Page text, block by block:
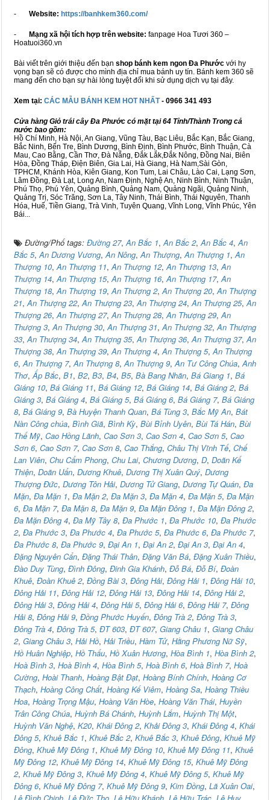
- Website: https://banhkem360.com/
- Mạng xã hội tích hợp trên website: fanpage Hoa Tươi 360 –
Hoatuoi360.vn
Bài viết trên giới thiệu đến bạn shop bánh kem ngon Đa Phước với hy
vọng bạn sẽ có được cho mình địa chỉ mua bánh uy tín. Bánh kem 360 sẽ
mang đến cho bạn sự hài lòng tuyệt đối khi sử dụng dịch vụ tại đây.
Xem tại: CÁC MẪU BÁNH KEM HOT NHẤT- 0966 341 493
Cửa hàng Giỏ trái cây Đa Phước có mặt tại 64 Tỉnh/Thành Trong cả
nước bao gồm:
Hồ Chí Minh, Hà Nội, An Giang, Vũng Tàu, Bạc Liêu, Bắc Kạn, Bắc Giang,
Bắc Ninh, Bến Tre, Bình Dương, Bình Định, Bình Phước, Bình Thuận, Cà
Mau, Cao Bằng, Cần Thơ, Đà Nẵng, Đắk Lắk,Đắk Nông, Đồng Nai, Biên
Hòa, Đồng Tháp, Điện Biên, Gia Lai, Hà Giang, Hà Nam,Sài Gòn,
TPHCM, Khánh Hòa, Kiên Giang, Kon Tum, Lai Châu, Lào Cai, Lạng Sơn,
Lâm Đồng, Đà Lạt, Long An, Nam Định, Nghệ An, Ninh Bình, Ninh Thuận,
Phú Thọ, Phú Yên, Quảng Bình, Quảng Nam, Quảng Ngãi, Quảng Ninh,
Quảng Trị, Sóc Trăng, Sơn La, Tây Ninh, Thái Bình, Thái Nguyên, Thanh
Hóa, Huế, Tiền Giang, Trà Vinh, Tuyên Quang, Vĩnh Long, Vĩnh Phúc, Yên
Bái...
Đường/Phố tags: Đường 27,An Bắc 1,An Bắc 2,An Bắc 4,An
Bắc 5,An Dương Vương,An Nông,An Thượng,An Thượng 1,An
Thượng 10,An Thượng 11,An Thượng 12,An Thượng 13,An
Thượng 14,An Thượng 15,An Thượng 16,An Thượng 17,An
Thượng 18,An Thượng 19,An Thượng 2,An Thượng 20,An Thượng
21,An Thượng 22,An Thượng 23,An Thượng 24,An Thượng 25,An
Thượng 26,An Thượng 27,An Thượng 28,An Thượng 29,An
Thượng 3,An Thượng 30,An Thượng 31,An Thượng 32,An Thượng
33,An Thượng 34,An Thượng 35,An Thượng 36,An Thượng 37,An
Thượng 38,An Thượng 39,An Thượng 4,An Thượng 5,An Thượng
6,An Thượng 7,An Thượng 8,An Thượng 9,An Tư Công Chúa,Anh
Thơ,Ấp Bắc, B1, B2, B3, B4, B5, Bà Bang Nhãn, Bá Giang 1, Bá
Giáng 10, Bá Giáng 11, Bá Giáng 12, Bá Giáng 14, Bá Giáng 2, Bá
Giáng 3, Bá Giáng 4, Bá Giáng 5, Bá Giáng 6, Bá Giáng 7, Bá Giáng
8, Bá Giáng 9, Bà Huyện Thanh Quan, Bá Tùng 3, Bắc Mỹ An, Bát
Nàn Công chúa, Bình Giã, Bình Kỳ, Bùi Bỉnh Uyên, Bùi Tá Hán, Bùi
Thế Mỹ, Cao Hồng Lãnh, Cao Sơn 3, Cao Sơn 4, Cao Sơn 5, Cao
Sơn 6, Cao Sơn 7, Cao Sơn 8, Cao Thắng, Châu Thị Vĩnh Tế, Chế
Lan Viên, Chu Cẩm Phong, Chu Lai, Chương Dương, D, Doãn Kế
Thiện, Doãn Uẩn, Dương Khuê, Dương Thị Xuân Quý, Dương
Thượng Đức, Dương Tôn Hải, Dương Tử Giang, Dương Tự Quán, Đa
Mặn, Đa Mặn 1, Đa Mặn 2, Đa Mặn 3, Đa Mặn 4, Đa Mặn 5, Đa Mặn
6, Đa Mặn 7, Đa Mặn 8, Đa Mặn 9, Đa Mặn Đông 1, Đa Mặn Đông 2,
Đa Mặn Đông 4, Đa Mỹ Tây 8, Đa Phước 1, Đa Phước 10, Đa Phước
2, Đa Phước 3, Đa Phước 4, Đa Phước 5, Đa Phước 6, Đa Phước 7,
Đa Phước 8, Đa Phước 9, Đại An 1, Đại An 2, Đại An 3, Đại An 4,
Đặng Nguyên Cẩn, Đặng Thái Thân, Đặng Văn Bá, Đặng Xuân Thiều,
Đào Duy Tùng, Đình Đông, Đinh Gia Khánh, Đỗ Bá, Đỗ Bí, Đoàn
Khuê, Đoàn Khuê 2, Đồng Bài 3, Đông Hải, Đông Hải 1, Đông Hải 10,
Đông Hải 11, Đông Hải 12, Đông Hải 13, Đông Hải 14, Đông Hải 2,
Đông Hải 3, Đông Hải 4, Đông Hải 5, Đông Hải 6, Đông Hải 7, Đông
Hải 8, Đông Hải 9, Đồng Phước Huyến, Đông Trà 2, Đông Trà 3,
Đông Trà 4, Đông Trà 5, ĐT 603, ĐT 607, Giang Châu 1, Giang Châu
2, Giang Châu 3, Hải Hồ, Hải Triều, Hàm Tử, Hằng Phương Nữ Sỹ,
Hồ Huân Nghiệp, Hồ Thấu, Hồ Xuân Hương, Hòa Bình 1, Hòa Bình 2,
Hoà Bình 3, Hoà Bình 4, Hòa Bình 5, Hoà Bình 6, Hoà Bình 7, Hoà
Cường, Hoài Thanh, Hoàng Bật Đạt, Hoàng Bính Chính, Hoàng Cơ
Thạch, Hoàng Công Chất, Hoàng Kế Viêm, Hoàng Sa, Hoàng Thiều
Hoa, Hoàng Trọng Mậu, Hoàng Văn Hòe, Hoàng Văn Thái, Huyền
Trân Công Chúa, Huỳnh Bá Chánh, Huỳnh Lắm, Huỳnh Thị Một,
Huỳnh Văn Nghệ, K20, Khái Đông 2, Khải Đông 3, Khái Đông 4, Khái
Đông 5, Khuê Bắc 1, Khuê Bắc 2, Khuê Bắc 3, Khuê Đông, Khuê Mỹ
Đông, Khuê Mỹ Đông 1, Khuê Mỹ Đông 10, Khuê Mỹ Đông 11, Khuê
Mỹ Đông 12, Khuê Mỹ Đông 14, Khuê Mỹ Đông 15, Khuê Mỹ Đông
2, Khuê Mỹ Đông 3, Khuê Mỹ Đông 4, Khuê Mỹ Đông 5, Khuê Mỹ
Đông 6, Khuê Mỹ Đông 7, Khuê Mỹ Đông 9, Kim Đồng, Lã Xuân Oai,